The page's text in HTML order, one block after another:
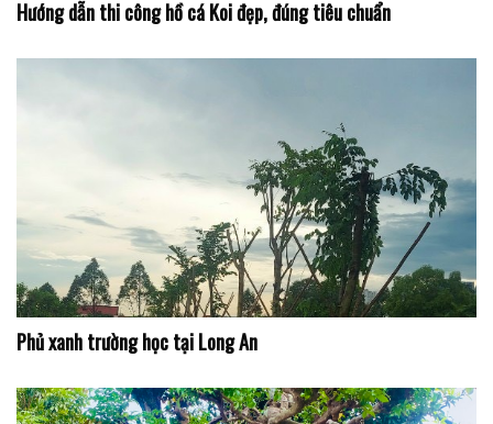
Hướng dẫn thi công hồ cá Koi đẹp, đúng tiêu chuẩn
Phủ xanh trường học tại Long An